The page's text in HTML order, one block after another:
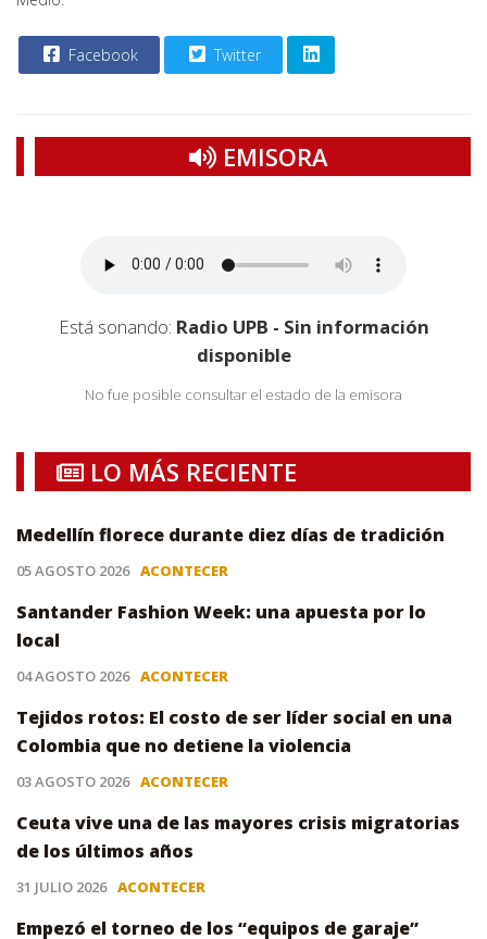
Facebook Twitter
EMISORA
Está sonando: Radio UPB - Sin información
disponible
No fue posible consultar el estado de la emisora
LO MÁS RECIENTE
Medellín florece durante diez días de tradición
05 AGOSTO 2026 ACONTECER
Santander Fashion Week: una apuesta por lo
local
04 AGOSTO 2026 ACONTECER
Tejidos rotos: El costo de ser líder social en una
Colombia que no detiene la violencia
03 AGOSTO 2026 ACONTECER
Ceuta vive una de las mayores crisis migratorias
de los últimos años
31 JULIO 2026 ACONTECER
Empezó el torneo de los “equipos de garaje”